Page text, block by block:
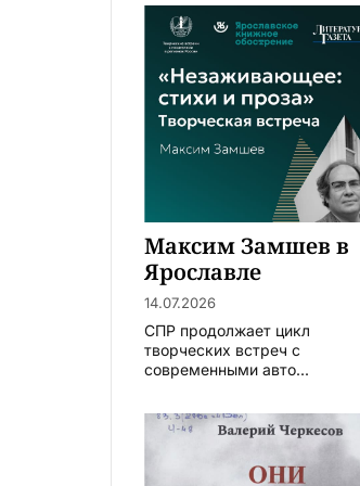
Максим Замшев в
Ярославле
14.07.2026
СПР продолжает цикл
творческих встреч с
современными авто...